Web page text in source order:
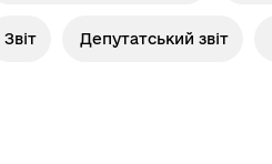
Звіт Депутатський звіт